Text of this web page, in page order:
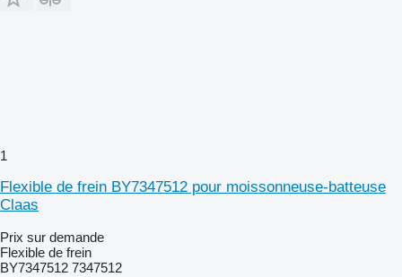
1
Flexible de frein BY7347512 pour moissonneuse-batteuse
Claas
Prix sur demande
Flexible de frein
BY7347512 7347512